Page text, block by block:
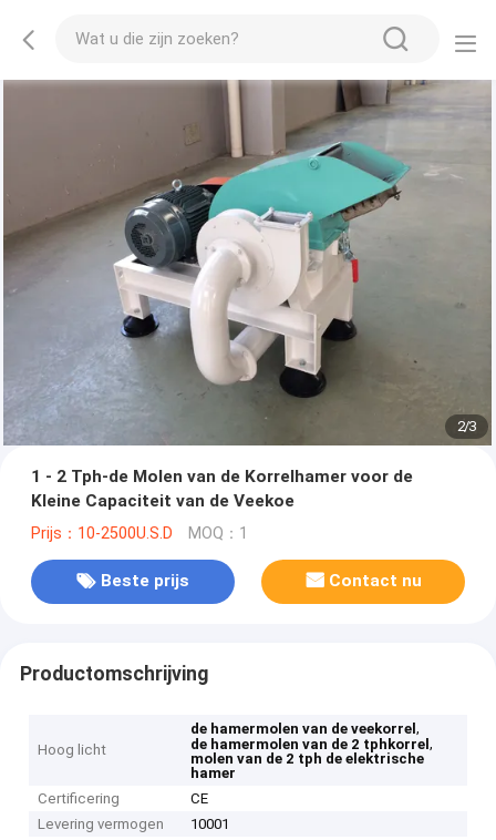
2/3
1 - 2 Tph-de Molen van de Korrelhamer voor de
Kleine Capaciteit van de Veekoe
Prijs：10-2500U.S.D MOQ：1
Beste prijs Contact nu
Productomschrijving
Hoog licht
de hamermolen van de veekorrel,
de hamermolen van de 2 tphkorrel,
molen van de 2 tph de elektrische
hamer
Certificering
CE
Levering vermogen
10001